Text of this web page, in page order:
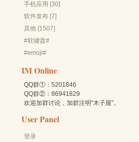
手机应用 [30]
软件发布 [7]
其他 [1507]
#软键盘#
#emoji#
IM Online
QQ群①：5201846
QQ群②：86941829
欢迎加群讨论，加群注明"木子屋"。
User Panel
登录